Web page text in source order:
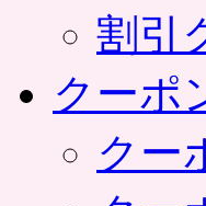
割引
クーポ
クー